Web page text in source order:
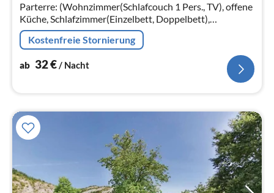
Parterre: (Wohnzimmer(Schlafcouch 1 Pers., TV), offene
Küche, Schlafzimmer(Einzelbett, Doppelbett),
Badezimmer(Dusche, Waschbecken, Toilette, Bidet))
Kostenfreie Stornierung
ab 32€/ Nacht